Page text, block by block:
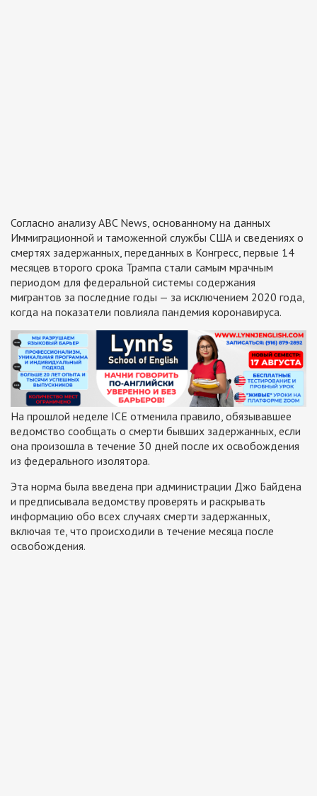
Согласно анализу ABC News, основанному на данных
Иммиграционной и таможенной службы США и сведениях о
смертях задержанных, переданных в Конгресс, первые 14
месяцев второго срока Трампа стали самым мрачным
периодом для федеральной системы содержания
мигрантов за последние годы — за исключением 2020 года,
когда на показатели повлияла пандемия коронавируса.
На прошлой неделе ICE отменила правило, обязывавшее
ведомство сообщать о смерти бывших задержанных, если
она произошла в течение 30 дней после их освобождения
из федерального изолятора.
Эта норма была введена при администрации Джо Байдена
и предписывала ведомству проверять и раскрывать
информацию обо всех случаях смерти задержанных,
включая те, что происходили в течение месяца после
освобождения.